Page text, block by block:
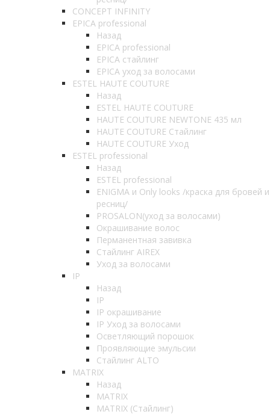
CONCEPT INFINITY
EPICA professional
Назад
EPICA professional
EPICA стайлинг
EPICA уход за волосами
ESTEL HAUTE COUTURE
Назад
ESTEL HAUTE COUTURE
HAUTE COUTURE NEWTONE 435 мл
HAUTE COUTURE Стайлинг
HAUTE COUTURE Уход
ESTEL professional
Назад
ESTEL professional
ENIGMA и Only looks /краска для бровей и
ресниц/
PROSALON(уход за волосами)
Окрашивание волос
Перманентная завивка
Стайлинг AIREX
Уход за волосами
IP
Назад
IP
IP окрашивание
IP Уход за волосами
Осветляющий порошок
Проявляющие эмульсии
Стайлинг ALTO
MATRIX
Назад
MATRIX
MATRIX (Стайлинг)